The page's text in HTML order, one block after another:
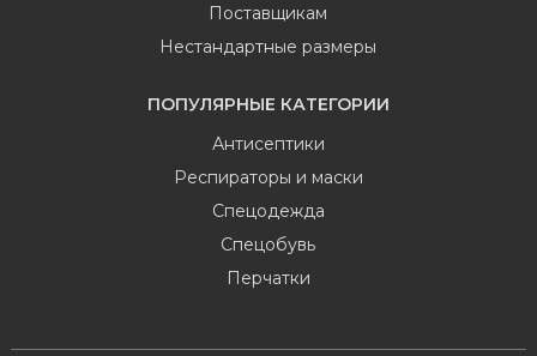
Поставщикам
Нестандартные размеры
ПОПУЛЯРНЫЕ КАТЕГОРИИ
Антисептики
Респираторы и маски
Спецодежда
Спецобувь
Перчатки